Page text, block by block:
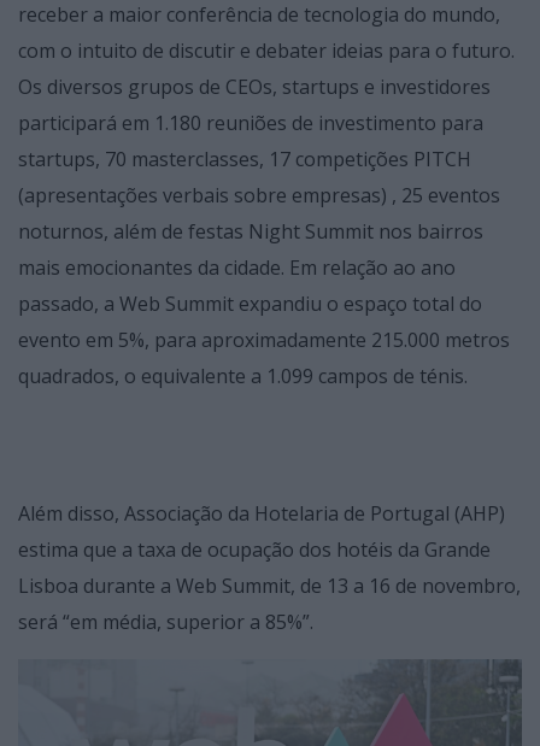
receber a maior conferência de tecnologia do mundo,
com o intuito de discutir e debater ideias para o futuro.
Os diversos grupos de CEOs, startups e investidores
participará em 1.180 reuniões de investimento para
startups, 70 masterclasses, 17 competições PITCH
(apresentações verbais sobre empresas) , 25 eventos
noturnos, além de festas Night Summit nos bairros
mais emocionantes da cidade. Em relação ao ano
passado, a Web Summit expandiu o espaço total do
evento em 5%, para aproximadamente 215.000 metros
quadrados, o equivalente a 1.099 campos de ténis.
Além disso, Associação da Hotelaria de Portugal (AHP)
estima que a taxa de ocupação dos hotéis da Grande
Lisboa durante a Web Summit, de 13 a 16 de novembro,
será “em média, superior a 85%”.